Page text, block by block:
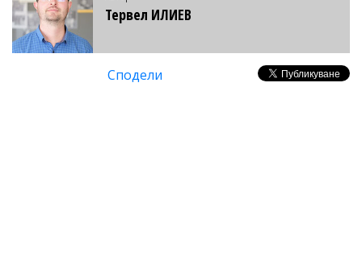
Тервел ИЛИЕВ
Сподели